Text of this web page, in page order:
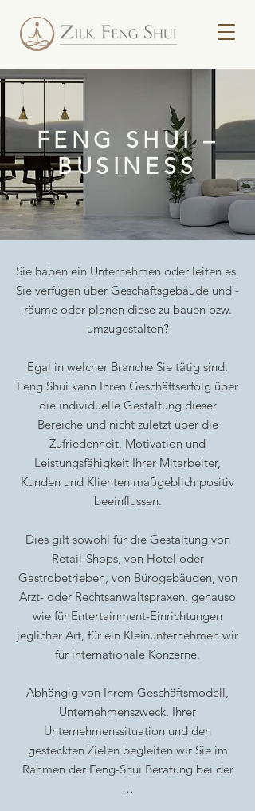
FENG SHUI –
BUSINESS
Sie haben ein Unternehmen oder leiten es,
Sie verfügen über Geschäftsgebäude und -
räume oder planen diese zu bauen bzw.
umzugestalten?
Egal in welcher Branche Sie tätig sind,
Feng Shui kann Ihren Geschäftserfolg über
die individuelle Gestaltung dieser
Bereiche und nicht zuletzt über die
Zufriedenheit, Motivation und
Leistungsfähigkeit Ihrer Mitarbeiter,
Kunden und Klienten maßgeblich positiv
beeinflussen.
Dies gilt sowohl für die Gestaltung von
Retail-Shops, von Hotel oder
Gastrobetrieben, von Bürogebäuden, von
Arzt- oder Rechtsanwaltspraxen, genauso
wie für Entertainment-Einrichtungen
jeglicher Art, für ein Kleinunternehmen wir
für internationale Konzerne.
Abhängig von Ihrem Geschäftsmodell,
Unternehmenszweck, Ihrer
Unternehmenssituation und den
gesteckten Zielen begleiten wir Sie im
Rahmen der Feng-Shui Beratung bei der
…